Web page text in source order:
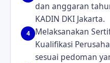
dan anggaran
KADIN DKI Jakarta.
4
Melaksanakan
Kualifikasi
sesuai pedoman